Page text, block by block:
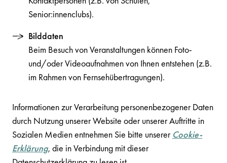
Senior:innenclubs).
Bilddaten
Beim Besuch von Veranstaltungen können Foto-
und/oder Videoaufnahmen von Ihnen entstehen (z.B.
im Rahmen von Fernsehübertragungen).
Informationen zur Verarbeitung personenbezogener Daten
durch Nutzung unserer Website oder unserer Auftritte in
Sozialen Medien entnehmen Sie bitte unserer Cookie-
Erklärung, die in Verbindung mit dieser